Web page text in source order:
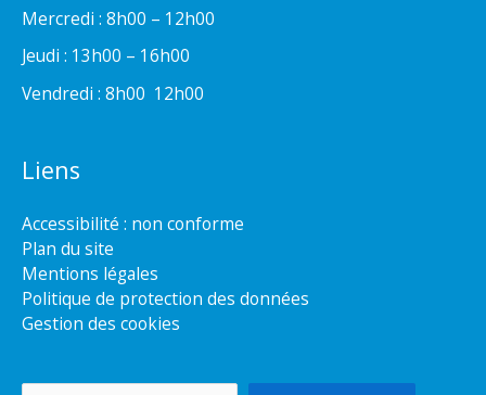
Mercredi : 8h00 – 12h00
Jeudi : 13h00 – 16h00
Vendredi : 8h00  12h00
Liens
Accessibilité : non conforme
Plan du site
Mentions légales
Politique de protection des données
Gestion des cookies